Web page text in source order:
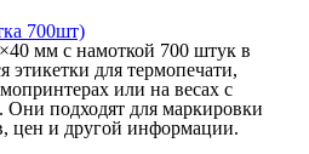
700шт)
мм с намоткой 700 штук в
для термопечати,
или на весах с
подходят для маркировки
цен и другой информации.